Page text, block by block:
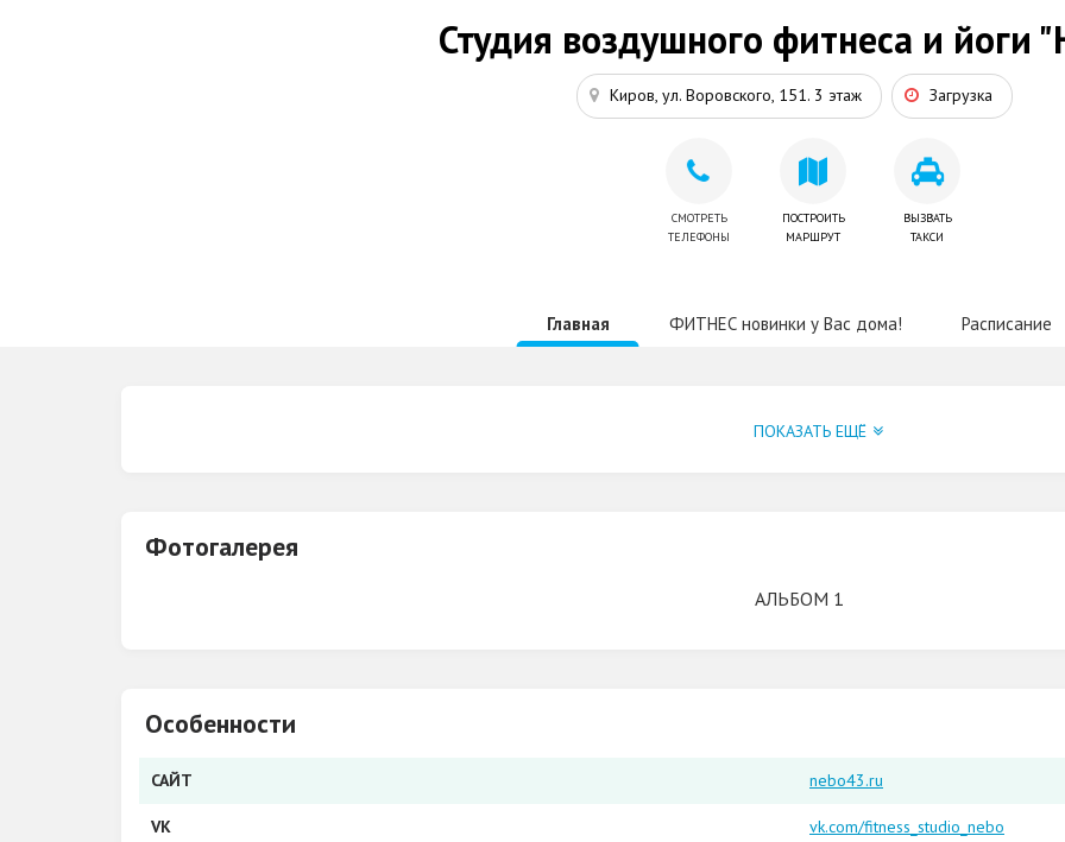
Студия воздушного фитнеса и йоги
Киров, ул. Воровского, 151. 3 этаж Загрузка
СМОТРЕТЬ
ТЕЛЕФОНЫ
ПОСТРОИТЬ
МАРШРУТ
ВЫЗВАТЬ
ТАКСИ
Главная ФИТНЕС новинки у Вас дома! Расписание
Особенности
САЙТ nebo43.ru
VK vk.com/fitness_studio_nebo
Фотогалерея
АЛЬБОМ 1
ПОКАЗАТЬ ЕЩЁ